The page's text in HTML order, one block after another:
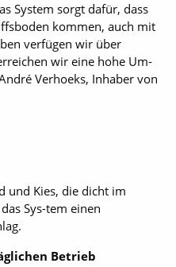
System sorgt dafür, dass
kommen, auch mit
verfügen wir über
wir eine hohe Um-
Verhoeks, Inhaber von
und Kies, die dicht im
Sys-tem einen
Betrieb